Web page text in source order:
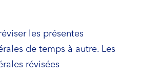
les présentes
de temps à autre. Les
révisées